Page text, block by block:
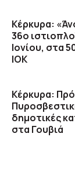
Κέρκυρα:
36ο
Ιονίου, στα
ΙΟΚ
Κέρκυρα:
δημοτικές
στα Γουβιά